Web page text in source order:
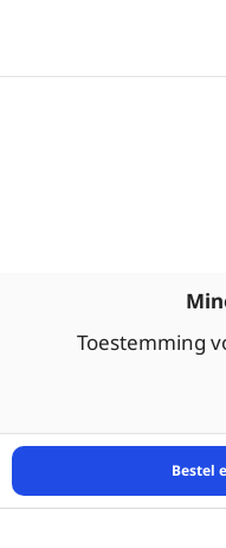
Toestemming
Bestel